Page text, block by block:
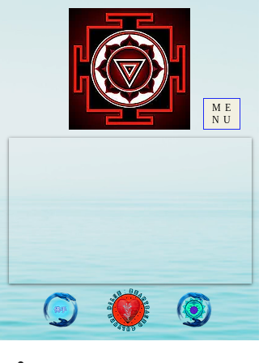
ME
NU